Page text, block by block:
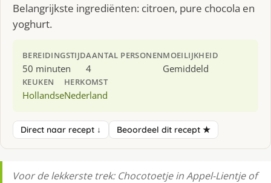
Belangrijkste ingrediënten: citroen, pure chocola en
yoghurt.
BEREIDINGSTIJD
50 minuten
AANTAL PERSONEN
4
MOEILIJKHEID
Gemiddeld
KEUKEN
Hollandse
HERKOMST
Nederland
Direct naar recept ↓ Beoordeel dit recept ★
Voor de lekkerste trek: Chocotoetje in Appel-Lientje of